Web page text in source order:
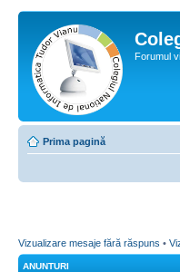
Forumul
Prima pagină
Vizualizare mesaje fără răspuns •
ANUNTURI